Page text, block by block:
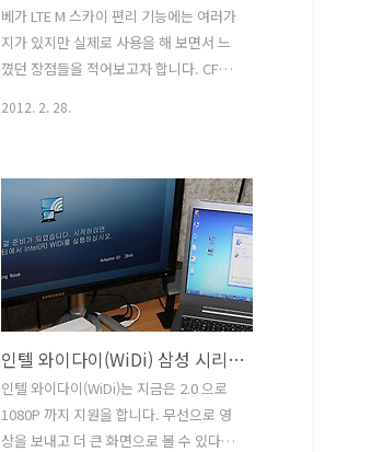
베가 LTE M 스카이 편리 기능에는 여러가
지가 있지만 실제로 사용을 해 보면서 느
꼈던 장점들을 적어보고자 합니다. CF등
기능 인데요. 실제로 사용해보니 꽤 편리
하네요. 전화가 왔을 때 손을 전면카메라
로 가져가서 모션인식을 시키면 자동으로
스피커폰으로 전환되어서 전화가 받아집
니다. 요리를 하는 중이었거나 손으로 스
마트폰을 직접 만질 수 없는 상황에서는
요긴하게 쓸만한 기능이죠. 모션인식 외
에도 여러가지 편리 기능을 제공 합니다.
상단의 폴딩화면에는 자주 쓸만한 조명,
테더링, 와이파이, 블루투스 등의 설정을
모아놓고 한번에 설정해서 사용이 가능
2012. 2. 28.
인텔 와이다이(WiDi) 삼성 시리즈5 울트라 NT530U4B-S54 NETGEAR Push2TV HD
인텔 와이다이(WiDi)는 지금은 2.0 으로
1080P 까지 지원을 합니다. 무선으로 영
상을 보내고 더 큰 화면으로 볼 수 있다는